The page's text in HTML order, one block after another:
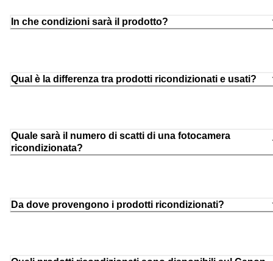
In che condizioni sarà il prodotto?
Qual è la differenza tra prodotti ricondizionati e usati?
Quale sarà il numero di scatti di una fotocamera
ricondizionata?
Da dove provengono i prodotti ricondizionati?